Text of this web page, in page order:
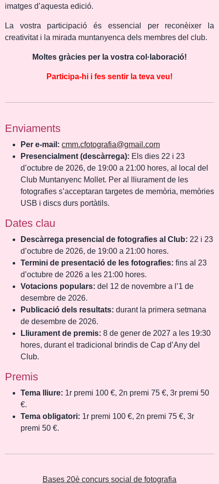
imatges d’aquesta edició.
La vostra participació és essencial per reconèixer la
creativitat i la mirada muntanyenca dels membres del club.
Moltes gràcies per la vostra col·laboració!
Participa-hi i fes sentir la teva veu!
Enviaments
Per e-mail: cmm.cfotografia@gmail.com
Presencialment (descàrrega): Els dies 22 i 23
d’octubre de 2026, de 19:00 a 21:00 hores, al local del
Club Muntanyenc Mollet. Per al lliurament de les
fotografies s’acceptaran targetes de memòria, memòries
USB i discs durs portàtils.
Dates clau
Descàrrega presencial de fotografies al Club: 22 i 23
d’octubre de 2026, de 19:00 a 21:00 hores.
Termini de presentació de les fotografies: fins al 23
d’octubre de 2026 a les 21:00 hores.
Votacions populars: del 12 de novembre a l’1 de
desembre de 2026.
Publicació dels resultats: durant la primera setmana
de desembre de 2026.
Lliurament de premis: 8 de gener de 2027 a les 19:30
hores, durant el tradicional brindis de Cap d’Any del
Club.
Premis
Tema lliure: 1r premi 100 €, 2n premi 75 €, 3r premi 50
€.
Tema obligatori: 1r premi 100 €, 2n premi 75 €, 3r
premi 50 €.
Bases 20è concurs social de fotografia